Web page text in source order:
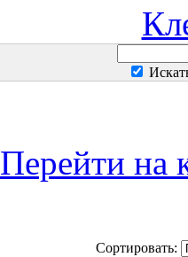
Перейти на
Сортировать: